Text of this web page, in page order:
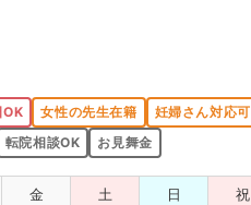
OK 女性の先生在籍
妊婦さん対応可
転院相談OK お見舞金
金 土 日 祝